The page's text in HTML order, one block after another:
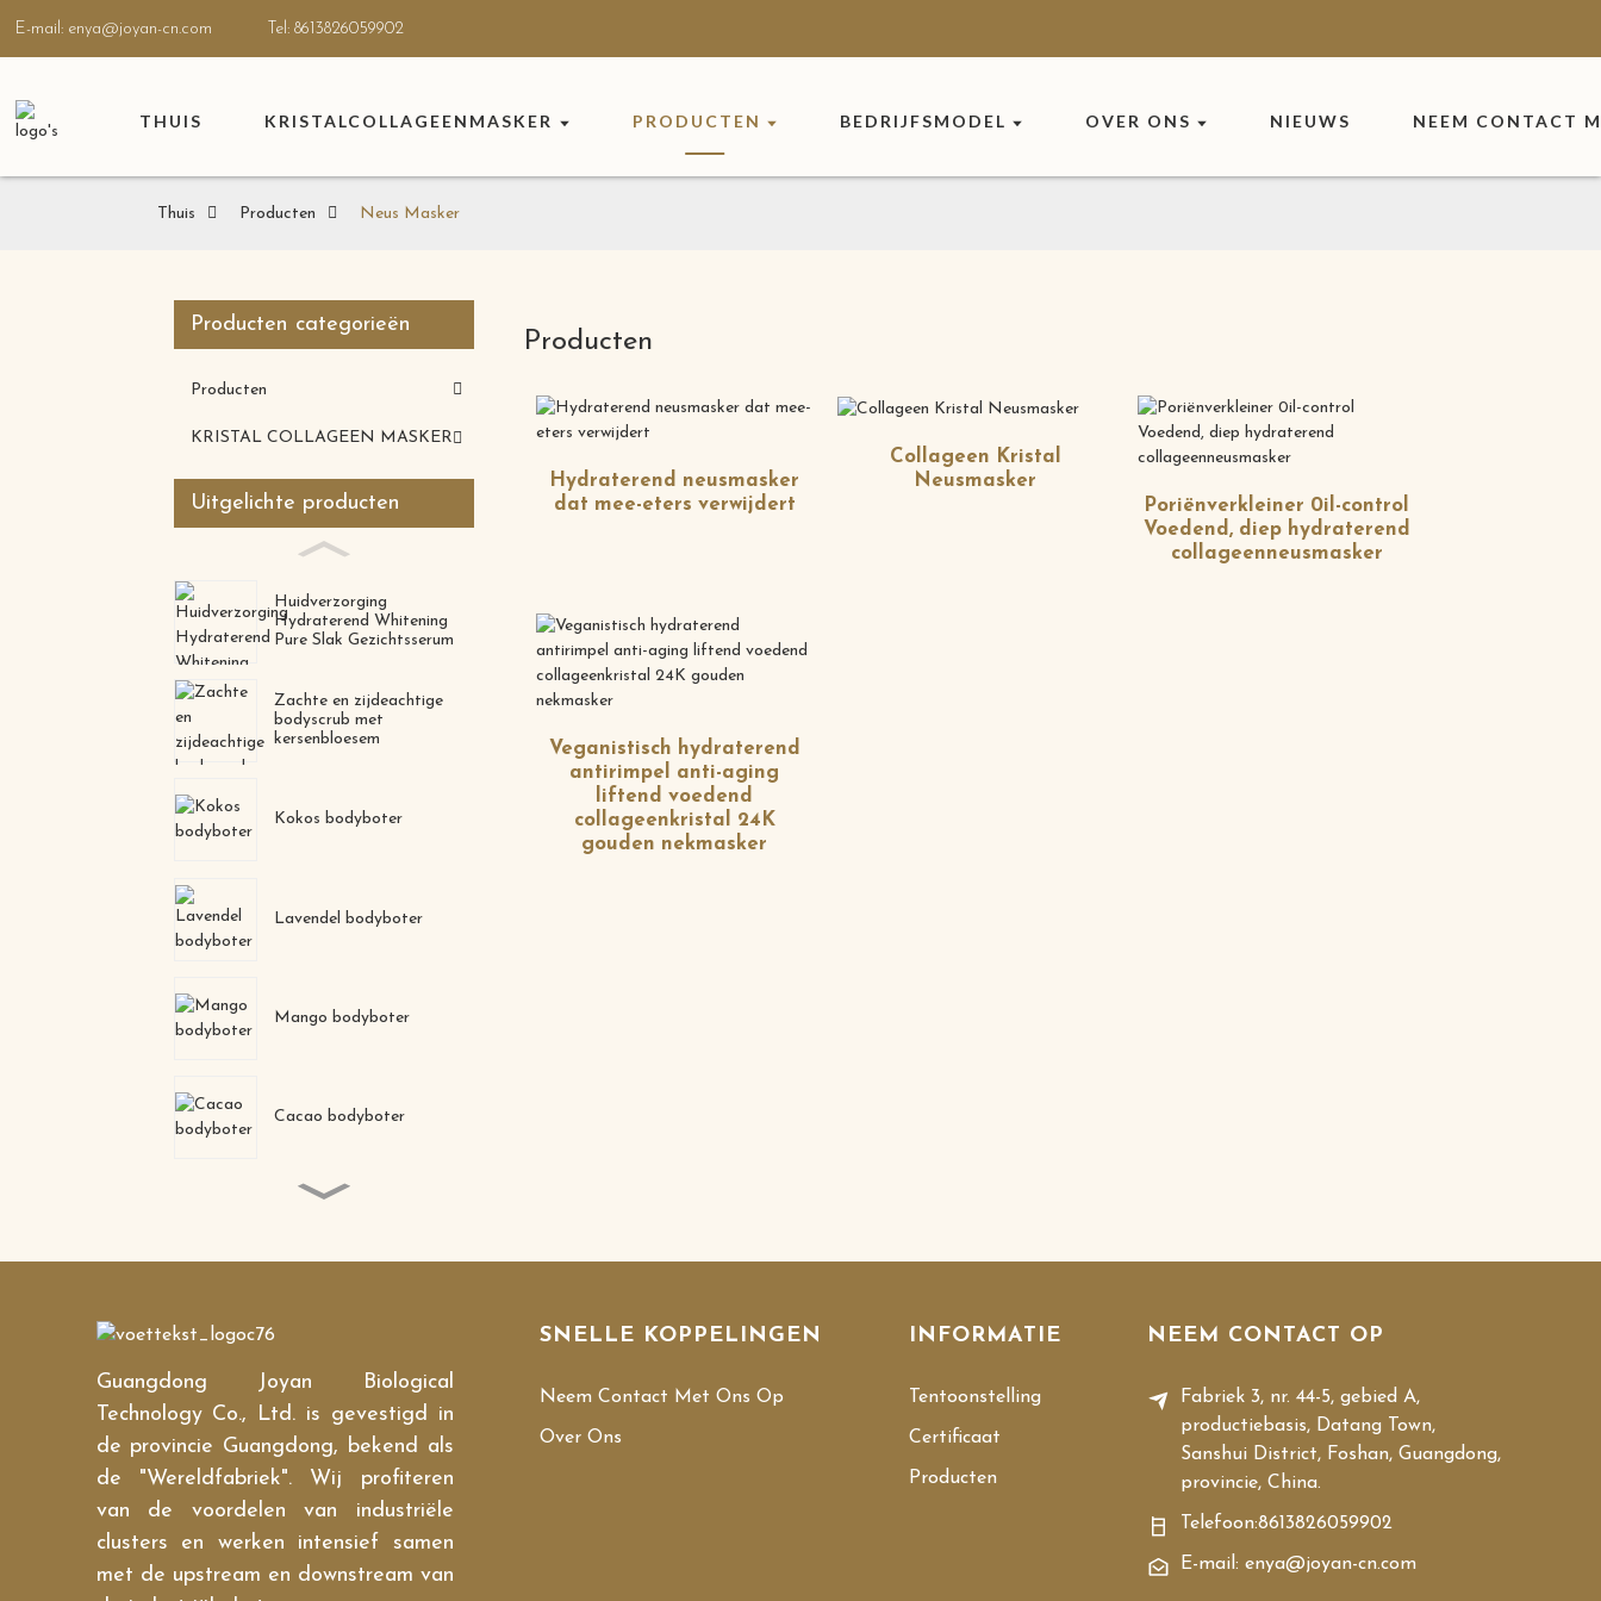
E-mail: enya@joyan-cn.com Tel: 8613826059902
THUIS KRISTALCOLLAGEENMASKER PRODUCTEN BEDRIJFSMODEL OVER ONS NIEUWS NEEM CONTACT
Thuis Producten Neus Masker
Producten categorieën
Producten
KRISTAL COLLAGEEN MASKER
Uitgelichte producten
Huidverzorging
Hydraterend Whitening
Pure Slak Gezichtsserum
Zachte en zijdeachtige
bodyscrub met
kersenbloesem
Kokos bodyboter
Lavendel bodyboter
Mango bodyboter
Cacao bodyboter
Poriënverkleiner 0il-control
Voedend, diep hydraterend
collageenneusmasker
Veganistisch hydraterend
antirimpel anti-aging
liftend voedend
collageenkristal 24K
Producten
Hydraterend neusmasker
dat mee-eters verwijdert
Collageen Kristal
Neusmasker
Poriënverkleiner 0il-control
Voedend, diep hydraterend
collageenneusmasker
Veganistisch hydraterend
antirimpel anti-aging
liftend voedend
collageenkristal 24K
gouden nekmasker
Guangdong Joyan Biological
Technology Co., Ltd. is gevestigd in
de provincie Guangdong, bekend als
de "Wereldfabriek". Wij profiteren
van de voordelen van industriële
clusters en werken intensief samen
met de upstream en downstream van
SNELLE KOPPELINGEN
Neem Contact Met Ons Op
Over Ons
INFORMATIE
Tentoonstelling
Certificaat
Producten
NEEM CONTACT OP
Fabriek 3, nr. 44-5, gebied A,
productiebasis, Datang Town,
Sanshui District, Foshan, Guangdong,
provincie, China.
Telefoon:8613826059902
E-mail: enya@joyan-cn.com